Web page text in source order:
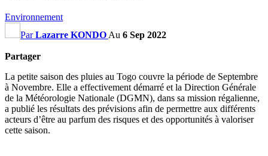
Environnement
ParLazarre KONDO Au 6 Sep 2022
Partager
La petite saison des pluies au Togo couvre la période de Septembre
à Novembre. Elle a effectivement démarré et la Direction Générale
de la Météorologie Nationale (DGMN), dans sa mission régalienne,
a publié les résultats des prévisions afin de permettre aux différents
acteurs d’être au parfum des risques et des opportunités à valoriser
cette saison.